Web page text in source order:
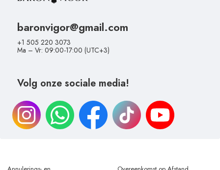
baronvigor@gmail.com
+1 505 220 3073
Ma – Vr: 09:00-17:00 (UTC+3)
Volg onze sociale media!